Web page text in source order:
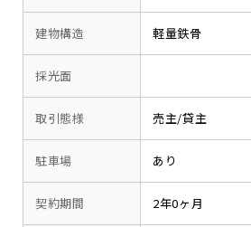
建物構造 軽量鉄骨
採光面
取引態様 売主/貸主
駐車場 あり
契約期間 2年0ヶ月